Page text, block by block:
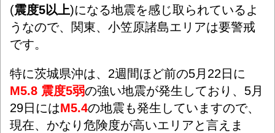
(震度5以上)になる地震を感じ取られているよ
うなので、関東、小笠原諸島エリアは要警戒
です。
特に茨城県沖は、2週間ほど前の5月22日に
M5.8 震度5弱の強い地震が発生しており、5月
29日にはM5.4の地震も発生していますので、
現在、かなり危険度が高いエリアと言えま